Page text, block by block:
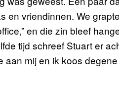
en vriendinnen. We
en die zin bleef
tijd schreef Stuart er
mij en ik koos